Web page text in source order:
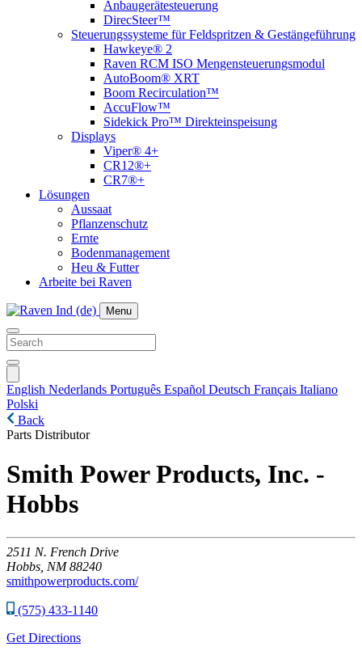
Anbaugerätesteuerung
DirecSteer™
Steuerungssysteme für Feldspritzen & Gestängeführung
Hawkeye® 2
Raven RCM ISO Mengensteuerungsmodul
AutoBoom® XRT
Boom Recirculation™
AccuFlow™
Sidekick Pro™ Direkteinspeisung
Displays
Viper® 4+
CR12®+
CR7®+
Lösungen
Aussaat
Pflanzenschutz
Ernte
Bodenmanagement
Heu & Futter
Arbeite bei Raven
Menu
English Nederlands Português Español Deutsch Français Italiano
Polski
Back
Parts Distributor
Smith Power Products, Inc. -
Hobbs
2511 N. French Drive
Hobbs, NM 88240
smithpowerproducts.com/
(575) 433-1140
Get Directions